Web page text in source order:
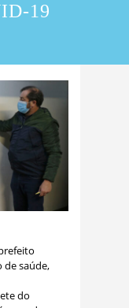
19
de saúde,
do